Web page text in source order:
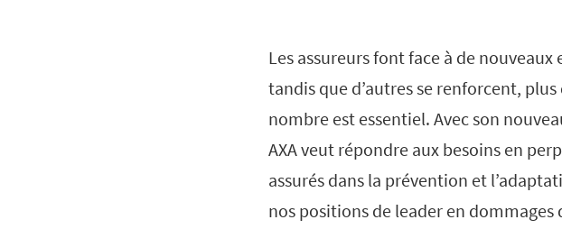
Les assureurs font face à de
tandis que d’autres se renforcent,
nombre est essentiel. Avec son
AXA veut répondre aux besoins en
assurés dans la prévention et
nos positions de leader en